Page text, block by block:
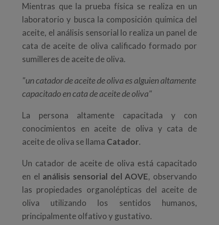
Mientras que la prueba física se realiza en un
laboratorio y busca la composición química del
aceite, el análisis sensorial lo realiza un panel de
cata de aceite de oliva calificado formado por
sumilleres de aceite de oliva.
"un catador de aceite de oliva es alguien altamente
capacitado en cata de aceite de oliva"
La persona altamente capacitada y con
conocimientos en aceite de oliva y cata de
aceite de oliva se llama Catador.
Un catador de aceite de oliva está capacitado
en el análisis sensorial del AOVE, observando
las propiedades organolépticas del aceite de
oliva utilizando los sentidos humanos,
principalmente olfativo y gustativo.